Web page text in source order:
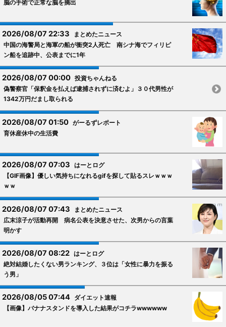
脳の手術で正常な脳を摘出
2026/08/07 22:33まとめたニュース
中国の海警局と海軍の船が衝突2人死亡 南シナ海でフィリピ
ン船を追跡中、公表までに1年
2026/08/07 00:00投資ちゃんねる
偽警察官「保釈金を払えば逮捕されずに済むよ」３０代男性が
1342万円だまし取られる
2026/08/07 01:50がーるずレポート
育休産休中の生活費
2026/08/07 07:03はーとログ
【GIF画像】優しい気持ちになれるgifを探して貼るスレｗｗｗ
ｗｗ
2026/08/07 07:43まとめたニュース
広末涼子が活動再開 病名公表を決意させた、次男からの言葉
明かす
2026/08/07 08:22はーとログ
絶対結婚したくない男ランキング、３位は「女性に暴力を振る
う男」
2026/08/05 07:44ダイエット速報
【画像】バナナスタンドを導入した結果がコチラwwwwww